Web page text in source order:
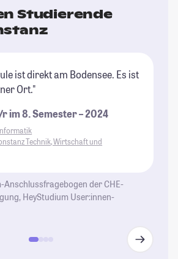
Studierende
ist direkt am Bodensee. Es ist
Ort."
im 8. Semester – 2024
Technik, Wirtschaft und
Anschlussfragebogen der CHE-
HeyStudium User:innen-